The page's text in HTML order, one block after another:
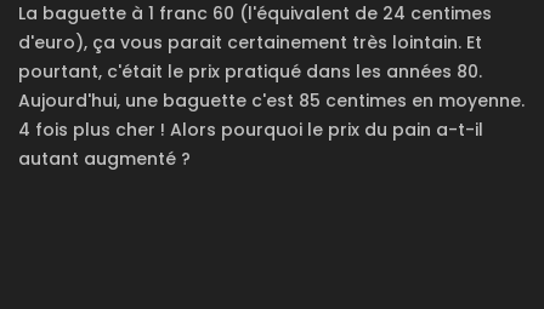
La baguette à 1 franc 60 (l'équivalent de 24 centimes
d'euro), ça vous parait certainement très lointain. Et
pourtant, c'était le prix pratiqué dans les années 80.
Aujourd'hui, une baguette c'est 85 centimes en moyenne.
4 fois plus cher ! Alors pourquoi le prix du pain a-t-il
autant augmenté ?